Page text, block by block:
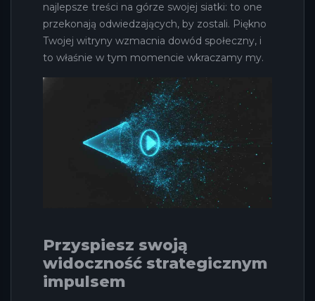
najlepsze treści na górze swojej siatki: to one
przekonają odwiedzających, by zostali. Piękno
Twojej witryny wzmacnia dowód społeczny, i
to właśnie w tym momencie wkraczamy my.
Przyspiesz swoją
widoczność strategicznym
impulsem